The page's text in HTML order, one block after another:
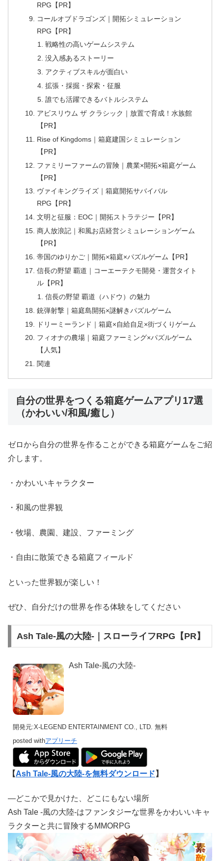
RPG【PR】
コールオブドラゴンズ｜開拓シミュレーション
RPG【PR】
戦略性の高いゲームシステム
没入感あるストーリー
アクティブスキルが面白い
拡張・採掘・探索・征服
誰でも活躍できるバトルシステム
アビスリウム ザ クラシック｜放置で育成！水族館
【PR】
Rise of Kingdoms｜箱庭建国シミュレーション
【PR】
ファミリーファームの冒険｜農業×開拓×箱庭ゲーム
【PR】
ヴァイキングライズ｜箱庭開拓サバイバル
RPG【PR】
文明と征服：EOC｜開拓ストラテジー【PR】
商人放浪記｜和風お店経営シミュレーションゲーム
【PR】
帝国のゆりかご｜開拓×箱庭×パズルゲーム【PR】
信長の野望 覇道｜コーエーテクモ開発・運営タイト
ル【PR】
信長の野望 覇道（ハドウ）の魅力
銃弾射撃｜箱庭島開拓×謎解きパズルゲーム
ドリーミーランド｜箱庭×自給自足×街づくりゲーム
フィオナの農場｜箱庭ファーミング×パズルゲーム
【人気】
関連
自分の世界をつくる箱庭ゲームアプリ17選
（かわいい/和風/癒し）
ゼロから自分の世界を作ることができる箱庭ゲームをご紹
介します。
・かわいいキャラクター
・和風の世界観
・牧場、農園、建設、ファーミング
・自由に散策できる箱庭フィールド
といった世界観が楽しい！
ぜひ、自分だけの世界を作る体験をしてください
Ash Tale-風の大陸-｜スローライフRPG【PR】
Ash Tale-風の大陸-
開発元:X-LEGEND ENTERTAINMENT CO., LTD. 無料
posted withアプリーチ
【Ash Tale-風の大陸-を無料ダウンロード 】
―どこかで見かけた、どこにもない場所
Ash Tale -風の大陸-はファンタジーな世界をかわいいキャ
ラクターと共に冒険するMMORPG